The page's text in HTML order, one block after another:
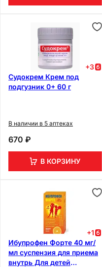
+3
Судокрем Крем под
подгузник 0+ 60 г
В наличии в 5 аптеках
670 ₽
В КОРЗИНУ
+1
Ибупрофен Форте 40 мг/
мл суспензия для приема
внутрь Для детей